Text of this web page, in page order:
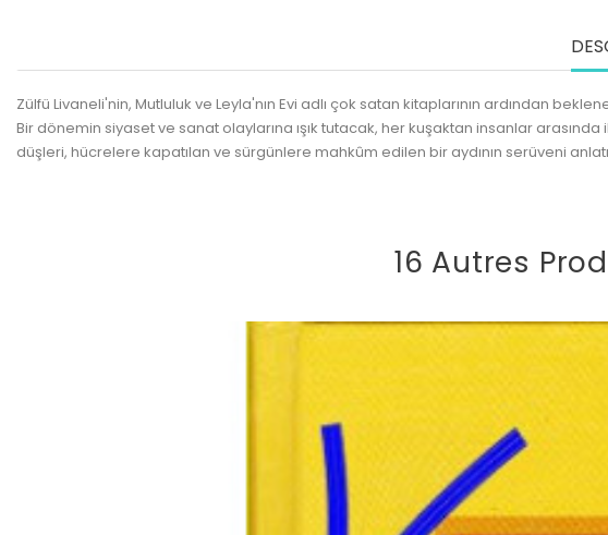
Zülfü Livaneli'nin, Mutluluk ve Leyla'nın Evi adlı çok satan kitaplarının ardından
Bir dönemin siyaset ve sanat olaylarına ışık tutacak, her kuşaktan insanlar
düşleri, hücrelere kapatılan ve sürgünlere mahkûm edilen bir aydının serüveni
16 Autres